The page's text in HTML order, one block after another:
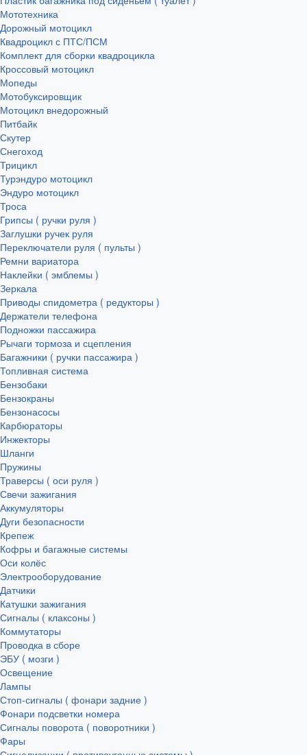
Мототехника
Дорожный мотоцикл
Квадроцикл с ПТС/ПСМ
Комплект для сборки квадроцикла
Кроссовый мотоцикл
Мопеды
Мотобуксировщик
Мотоцикл внедорожный
Питбайк
Скутер
Снегоход
Трицикл
Турэндуро мотоцикл
Эндуро мотоцикл
Троса
Грипсы ( ручки руля )
Заглушки ручек руля
Переключатели руля ( пульты )
Ремни вариатора
Наклейки ( эмблемы )
Зеркала
Приводы спидометра ( редукторы )
Держатели телефона
Подножки пассажира
Рычаги тормоза и сцепления
Багажники ( ручки пассажира )
Топливная система
Бензобаки
Бензокраны
Бензонасосы
Карбюраторы
Инжекторы
Шланги
Пружины
Траверсы ( оси руля )
Свечи зажигания
Аккумуляторы
Дуги безопасности
Крепеж
Кофры и багажные системы
Оси колёс
Электрооборудование
Датчики
Катушки зажигания
Сигналы ( клаксоны )
Коммутаторы
Проводка в сборе
ЭБУ ( мозги )
Освещение
Лампы
Стоп-сигналы ( фонари задние )
Фонари подсветки номера
Сигналы поворота ( поворотники )
Фары